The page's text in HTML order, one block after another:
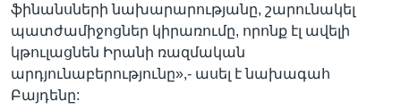
ֆինանսների նախարարությանը, շարունակել
պատժամիջոցներ կիրառումը, որոնք էլ ավելի
կթուլացնեն Իրանի ռազմական
արդյունաբերությունը»,- ասել է նախագահ
Բայդենը: